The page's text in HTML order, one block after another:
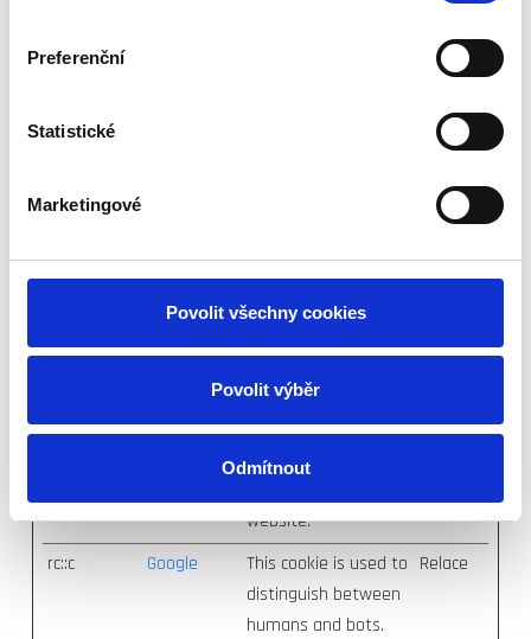
Preferenční
Statistické
Marketingové
Povolit všechny cookies
Povolit výběr
Odmítnout
ent
domain
Google
This cookie is used to
This is beneficial for
the website, in order
to make valid reports
website.
rc::c Google
This cookie is used to
distinguish between
humans and bots.
Relace